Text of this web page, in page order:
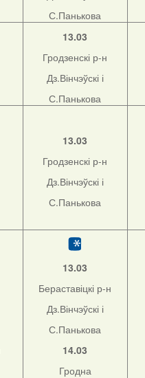
С.Панькова
13.03
Гродзенскі р-н
Дз.Вінчэўскі і
С.Панькова
13.03
Гродзенскі р-н
Дз.Вінчэўскі і
С.Панькова
13.03
Бераставіцкі р-н
Дз.Вінчэўскі і
С.Панькова
14.03
Гродна